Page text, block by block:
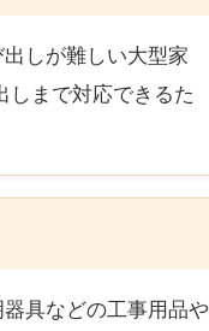
しが難しい大型家
しまで対応できるた
具などの工事用品や